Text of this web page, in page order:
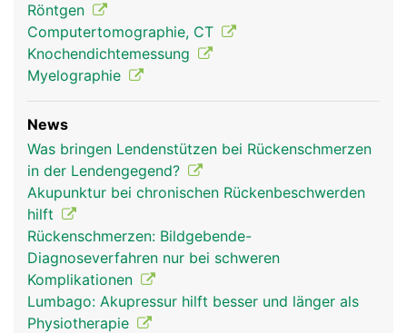
Röntgen
Computertomographie, CT
Knochendichtemessung
Myelographie
News
Was bringen Lendenstützen bei Rückenschmerzen
in der Lendengegend?
Akupunktur bei chronischen Rückenbeschwerden
hilft
Rückenschmerzen: Bildgebende-
Diagnoseverfahren nur bei schweren
Komplikationen
Lumbago: Akupressur hilft besser und länger als
Physiotherapie